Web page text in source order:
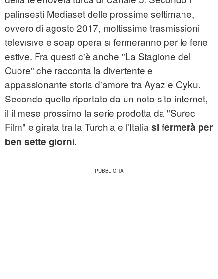
palinsesti Mediaset delle prossime settimane,
ovvero di agosto 2017, moltissime trasmissioni
televisive e soap opera si fermeranno per le ferie
estive. Fra questi c'è anche "La Stagione del
Cuore" che racconta la divertente e
appassionante storia d'amore tra Ayaz e Oyku.
Secondo quello riportato da un noto sito internet,
il il mese prossimo la serie prodotta da "Surec
Film" e girata tra la Turchia e l'Italia si fermerà per
ben sette giorni.